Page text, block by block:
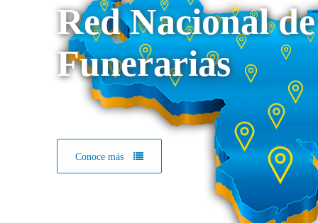
Red Nacional de
Funerarias
Conoce más